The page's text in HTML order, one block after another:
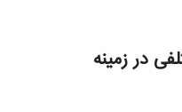
در زمینه